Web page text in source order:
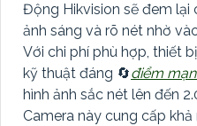
Động Hikvision sẽ đem lại
ảnh sáng và rõ nét nhờ
Với chi phí phù hợp, thiết
kỹ thuật đáng 🔄điểm
hình ảnh sắc nét lên đến
Camera này cung cấp